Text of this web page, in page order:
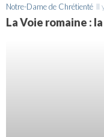
Notre-Dame de Chrétienté Il
La Voie romaine :